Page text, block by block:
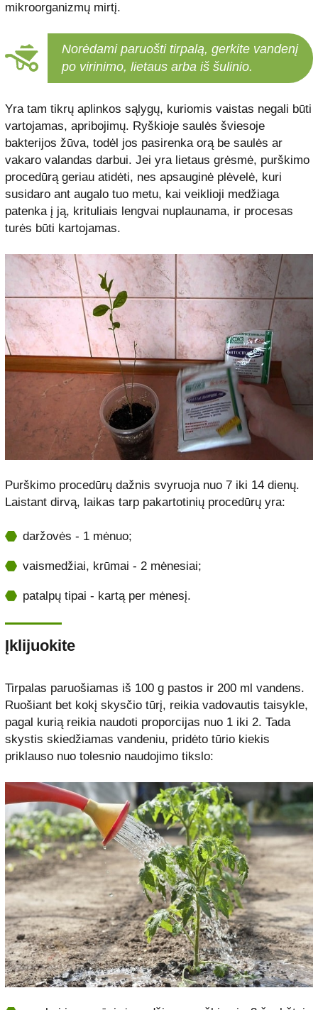
mikroorganizmų mirtį.
Norėdami paruošti tirpalą, gerkite vandenį
po virinimo, lietaus arba iš šulinio.
Yra tam tikrų aplinkos sąlygų, kuriomis vaistas negali būti
vartojamas, apribojimų. Ryškioje saulės šviesoje
bakterijos žūva, todėl jos pasirenka orą be saulės ar
vakaro valandas darbui. Jei yra lietaus grėsmė, purškimo
procedūrą geriau atidėti, nes apsauginė plėvelė, kuri
susidaro ant augalo tuo metu, kai veiklioji medžiaga
patenka į ją, krituliais lengvai nuplaunama, ir procesas
turės būti kartojamas.
Purškimo procedūrų dažnis svyruoja nuo 7 iki 14 dienų.
Laistant dirvą, laikas tarp pakartotinių procedūrų yra:
daržovės - 1 mėnuo;
vaismedžiai, krūmai - 2 mėnesiai;
patalpų tipai - kartą per mėnesį.
Įklijuokite
Tirpalas paruošiamas iš 100 g pastos ir 200 ml vandens.
Ruošiant bet kokį skysčio tūrį, reikia vadovautis taisykle,
pagal kurią reikia naudoti proporcijas nuo 1 iki 2. Tada
skystis skiedžiamas vandeniu, pridėto tūrio kiekis
priklauso nuo tolesnio naudojimo tikslo: